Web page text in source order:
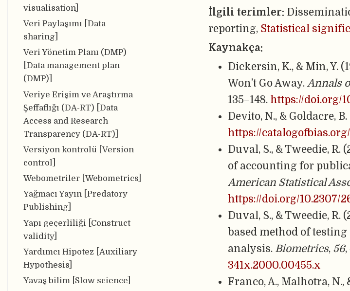
visualisation]
Veri Paylaşımı [Data
sharing]
Veri Yönetim Planı (DMP)
[Data management plan
(DMP)]
Veriye Erişim ve Araştırma
Şeffaflığı (DA-RT) [Data
Access and Research
Transparency (DA-RT)]
Versiyon kontrolü [Version
control]
Webometriler [Webometrics]
Yağmacı Yayın [Predatory
Publishing]
Yapı geçerliliği [Construct
validity]
Yardımcı Hipotez [Auxiliary
Hypothesis]
Yavaş bilim [Slow science]
İlgili terimler:
reporting, Statistical
Kaynakça:
Dickersin, K., & Min, Y.
Won’t Go Away. Annals
135–148. https://doi.org/
Devito, N., & Goldacre,
https://
Duval, S., & Tweedie,
of accounting for
American Statistical
https://doi.org/10.2307/
Duval, S., & Tweedie,
based method of
analysis. Biometrics, 56,
341x.2000.00455.x
Franco, A., Malhotra,